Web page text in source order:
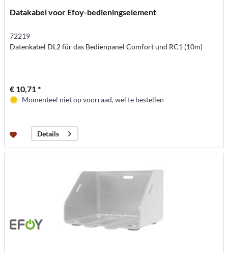
Datakabel voor Efoy-bedieningselement
72219
Datenkabel DL2 für das Bedienpanel Comfort und RC1 (10m)
€ 10,71 *
Momenteel niet op voorraad, wel te bestellen
Details